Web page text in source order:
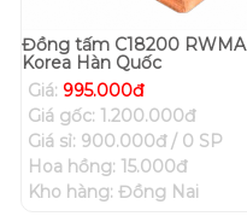
Đồng tấm C18200 RWMA
Korea Hàn Quốc
Giá: 995.000đ
Giá gốc: 1.200.000đ
Giá sỉ: 900.000đ / 0 SP
Hoa hồng: 15.000đ
Kho hàng: Đồng Nai